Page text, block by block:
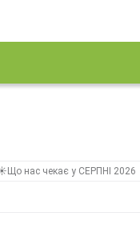
нас чекає у СЕРПНІ 2026